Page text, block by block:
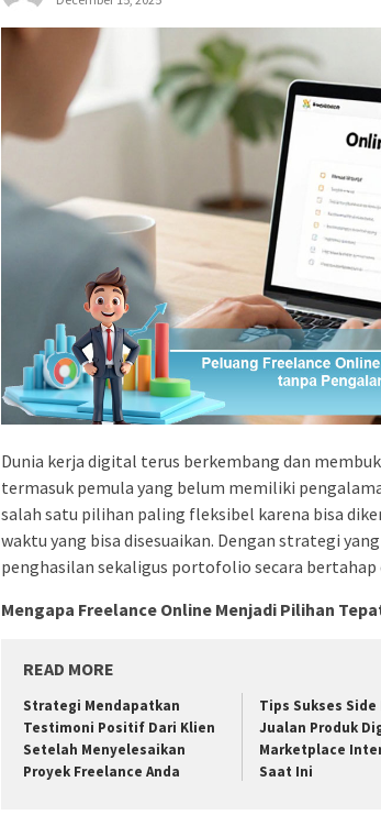
Dunia kerja digital terus berkembang dan
termasuk pemula yang belum memiliki
salah satu pilihan paling fleksibel karena bisa
waktu yang bisa disesuaikan. Dengan strategi
penghasilan sekaligus portofolio secara bertahap
Mengapa Freelance Online Menjadi Pilihan
READ MORE
Strategi Mendapatkan
Testimoni Positif Dari Klien
Setelah Menyelesaikan
Proyek Freelance Anda
Tips Sukses
Jualan Produk
Marketplace
Saat Ini